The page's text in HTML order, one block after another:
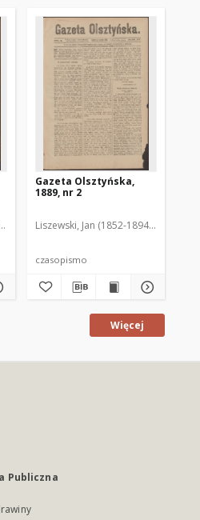
Gazeta Olsztyńska,
1889, nr 2
Liszewski, Jan (1852-1894). Red.
czasopismo
Więcej
Publiczna